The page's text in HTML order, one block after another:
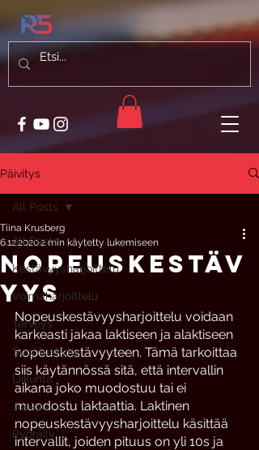
Päivitys
All Posts
Kestävyysharjoittelu
Voimaharjoittelu
Terveys
Suorituskyky
Liikunta
Juoksu
Pyöräily
All Posts
Nopeuskestäv
yys
Tiina Krusberg
6.12.20202 min käytetty lukemiseen
Nopeuskestävyysharjoittelu voidaan
karkeasti jakaa laktiseen ja alaktiseen
nopeuskestävyyteen. Tämä tarkoittaa
siis käytännössä sitä, että intervallin
aikana joko muodostuu tai ei
muodostu laktaattia. Laktinen
nopeuskestävyysharjoittelu käsittää
intervallit, joiden pituus on yli 10s ja